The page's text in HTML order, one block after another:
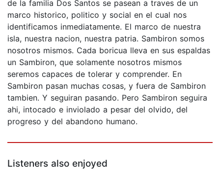
de la familia Dos Santos se pasean a traves de un
marco historico, politico y social en el cual nos
identificamos inmediatamente. El marco de nuestra
isla, nuestra nacion, nuestra patria. Sambiron somos
nosotros mismos. Cada boricua lleva en sus espaldas
un Sambiron, que solamente nosotros mismos
seremos capaces de tolerar y comprender. En
Sambiron pasan muchas cosas, y fuera de Sambiron
tambien. Y seguiran pasando. Pero Sambiron seguira
ahi, intocado e inviolado a pesar del olvido, del
progreso y del abandono humano.
Listeners also enjoyed